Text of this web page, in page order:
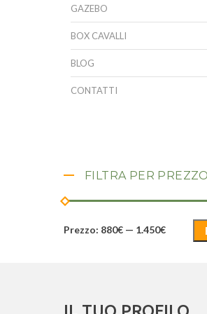
GAZEBO
BOX CAVALLI
BLOG
CONTATTI
FILTRA PER PREZZO
Prezzo: 880€ — 1.450€